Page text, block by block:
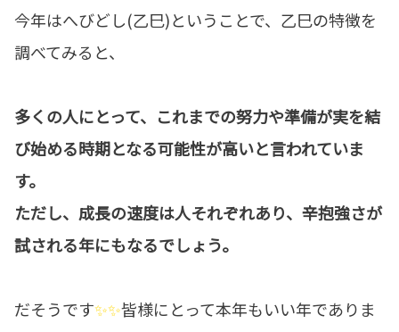
今年はへびどし(乙巳)ということで、乙巳の特徴を
調べてみると、
多くの人にとって、これまでの努力や準備が実を結
び始める時期となる可能性が高いと言われていま
す。
ただし、成長の速度は人それぞれあり、辛抱強さが
試される年にもなるでしょう。
だそうです✨✨皆様にとって本年もいい年でありま